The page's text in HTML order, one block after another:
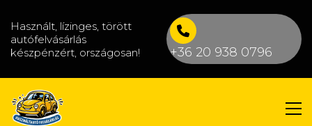
Használt, lízinges, törött
autófelvásárlás
készpénzért, országosan!
+36 20 938 0796